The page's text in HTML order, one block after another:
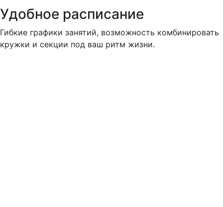
Удобное расписание
Гибкие графики занятий, возможность комбинировать
кружки и секции под ваш ритм жизни.